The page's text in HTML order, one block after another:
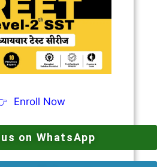
Enroll Now
on WhatsApp